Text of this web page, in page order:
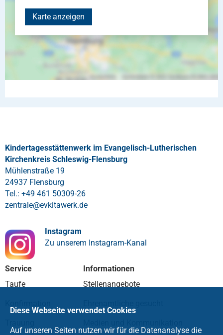
Karte anzeigen
Kindertagesstättenwerk im Evangelisch-Lutherischen
Kirchenkreis Schleswig-Flensburg
Mühlenstraße 19
24937 Flensburg
Tel.: +49 461 50309-26
zentrale@evkitawerk.de
Instagram
Zu unserem Instagram-Kanal
Service
Taufe
Informationen
Stellenangebote
Diese Webseite verwendet Cookies
Auf unseren Seiten nutzen wir für die Datenanalyse die